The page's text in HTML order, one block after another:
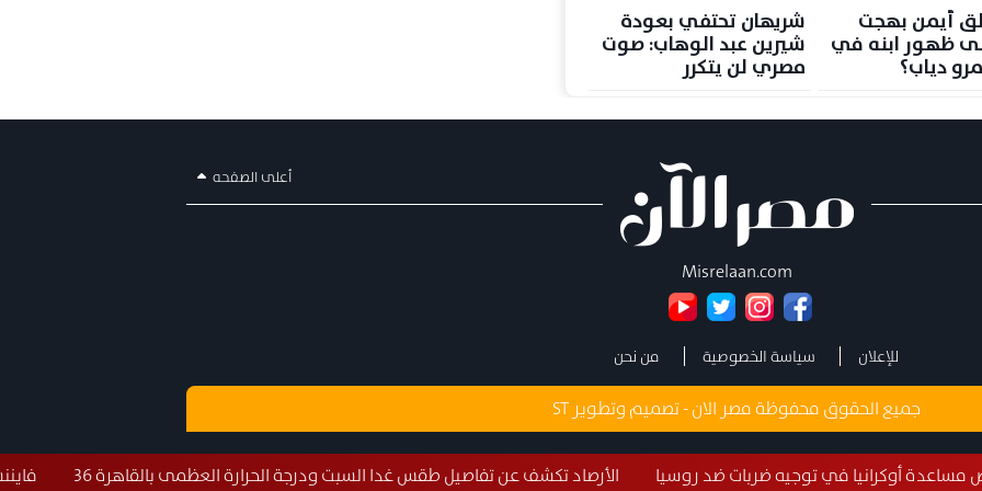
توجيه ضربات ضد روسيا الأرصاد تكشف عن تفاصيل طقس غدا السبت ودرجة الحرارة العظمى بالقاهرة 36 فايننشال تايمز: الحصار
أيمن بهجت
ظهور ابنه في
دياب؟
شريهان تحتفي بعودة
شيرين عبد الوهاب: صوت
مصري لن يتكرر
أعلى الصفحه
Misrelaan.com
للإعلان سياسة الخصوصية من نحن
جميع الحقوق محفوظة مصر الان - تصميم وتطوير ST